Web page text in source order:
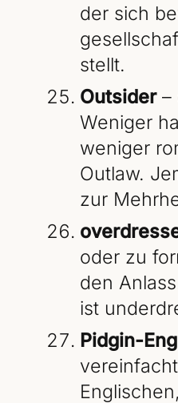
der sich
stellt.
Outsider–
Weniger
weniger
Outlaw.
zur
oder zu
den
ist
Pidgin-